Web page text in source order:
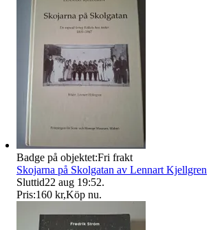
Badge på objektet:Fri frakt
Skojarna på Skolgatan av Lennart Kjellgren
Sluttid22 aug 19:52.
Pris:160 kr,Köp nu.